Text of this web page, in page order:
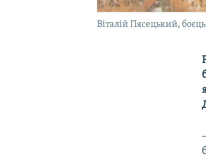
Віталій Пясецький,